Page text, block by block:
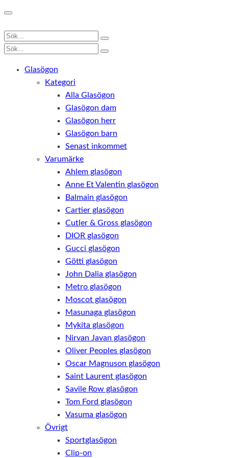
Glasögon
Kategori
Alla Glasögon
Glasögon dam
Glasögon herr
Glasögon barn
Senast inkommet
Varumärke
Ahlem glasögon
Anne Et Valentin glasögon
Balmain glasögon
Cartier glasögon
Cutler & Gross glasögon
DIOR glasögon
Gucci glasögon
Götti glasögon
John Dalia glasögon
Metro glasögon
Moscot glasögon
Masunaga glasögon
Mykita glasögon
Nirvan Javan glasögon
Oliver Peoples glasögon
Oscar Magnuson glasögon
Saint Laurent glasögon
Savile Row glasögon
Tom Ford glasögon
Vasuma glasögon
Övrigt
Sportglasögon
Clip-on